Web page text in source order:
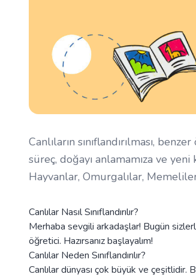
Canlıların sınıflandırılması,
süreç, doğayı anlamamıza ve yeni
Hayvanlar, Omurgalılar,
Canlılar Nasıl Sınıflandırılır?
Merhaba sevgili arkadaşlar! Bugün
öğretici. Hazırsanız başlayalım!
Canlılar Neden Sınıflandırılır?
Canlılar dünyası çok büyük ve çeşitlidir.